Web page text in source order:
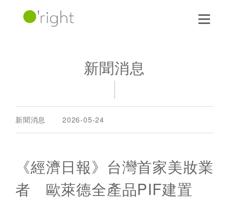
新聞消息
新聞消息 2026-05-24
《經濟日報》台灣首家美妝業
者 歐萊德全產品PIF建置